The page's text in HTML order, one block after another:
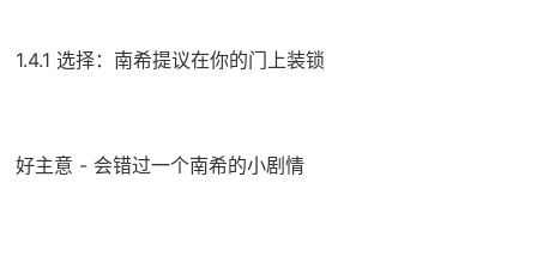
1.4.1 选择：南希提议在你的门上装锁
好主意 - 会错过一个南希的小剧情